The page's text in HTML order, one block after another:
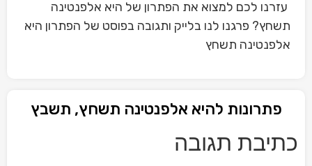
עזרנו לכם למצוא את הפתרון של היא אלפנטינה
תשחץ? פרגנו לנו בלייק ותגובה בפוסט של הפתרון היא
אלפנטינה תשחץ
פתרונות להיא אלפנטינה תשחץ, תשבץ
כתיבת תגובה